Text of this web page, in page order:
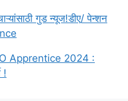
गुड न्यूज!डीए/ पेन्शन
Apprentice 2024 :
!